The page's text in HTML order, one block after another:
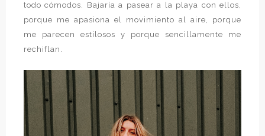
todo cómodos. Bajaría a pasear a la playa con ellos,
porque me apasiona el movimiento al aire, porque
me parecen estilosos y porque sencillamente me
rechiflan.